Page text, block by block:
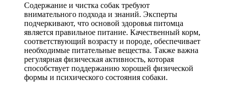
Содержание и чистка собак требуют
внимательного подхода и знаний. Эксперты
подчеркивают, что основой здоровья питомца
является правильное питание. Качественный корм,
соответствующий возрасту и породе, обеспечивает
необходимые питательные вещества. Также важна
регулярная физическая активность, которая
способствует поддержанию хорошей физической
формы и психического состояния собаки.